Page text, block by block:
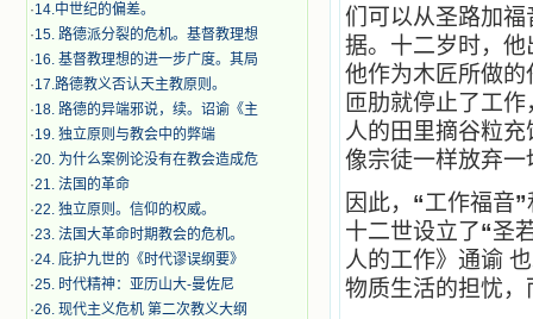
·14.中世纪的偏差。
·15. 路德派分裂的危机。基督教理想
·16. 基督教理想的进一步广度。其局
·17.路德教义否认天主教原则。
·18. 路德的异端邪说，续。诏谕《主
·19. 独立原则与教会中的弊端
·20. 为什么案例论没有在教会造成危
·21. 法国的革命
·22. 独立原则。信仰的权威。
·23. 法国大革命时期教会的危机。
·24. 庇护九世的《时代谬误纲要》
·25. 时代精神：亚历山大-曼佐尼
·26. 现代主义危机 第二次教义大纲
们可以从圣路加
据。十二岁时，
他作为木匠所做
匝肋就停止了工作
人的田里摘谷粒充
像宗徒一样放弃
因此， “工作福音”
十二世设立了“圣
人的工作》通谕
物质生活的担忧，